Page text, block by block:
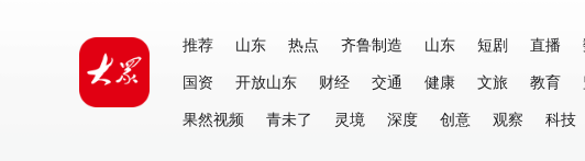
推荐 山东 热点 齐鲁制造 山东 短剧 直播
国资
开放山东 财经 交通 健康 文旅 教育
果然视频
青未了 灵境 深度 创意 观察 科技